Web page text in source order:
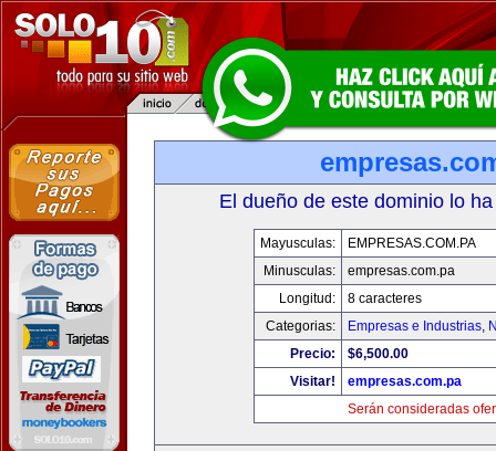
El dueño de este dominio lo
Mayusculas:
EMPRESAS.COM.PA
Minusculas:
empresas.com.pa
Longitud:
8 caracteres
Categorias:
Empresas e Industrias,
Precio:
$6,500.00
Visitar!
empresas.com.pa
Serán consideradas